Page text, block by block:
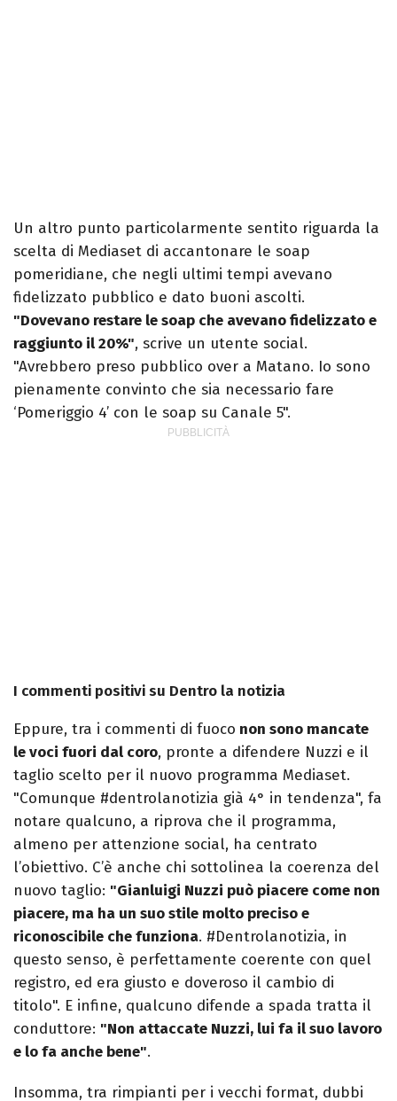
Un altro punto particolarmente sentito riguarda la
scelta di Mediaset di accantonare le soap
pomeridiane, che negli ultimi tempi avevano
fidelizzato pubblico e dato buoni ascolti.
"Dovevano restare le soap che avevano fidelizzato e
raggiunto il 20%", scrive un utente social.
"Avrebbero preso pubblico over a Matano. Io sono
pienamente convinto che sia necessario fare
‘Pomeriggio 4’ con le soap su Canale 5".
I commenti positivi su Dentro la notizia
Eppure, tra i commenti di fuoco non sono mancate
le voci fuori dal coro, pronte a difendere Nuzzi e il
taglio scelto per il nuovo programma Mediaset.
"Comunque #dentrolanotizia già 4° in tendenza", fa
notare qualcuno, a riprova che il programma,
almeno per attenzione social, ha centrato
l’obiettivo. C’è anche chi sottolinea la coerenza del
nuovo taglio: "Gianluigi Nuzzi può piacere come non
piacere, ma ha un suo stile molto preciso e
riconoscibile che funziona. #Dentrolanotizia, in
questo senso, è perfettamente coerente con quel
registro, ed era giusto e doveroso il cambio di
titolo". E infine, qualcuno difende a spada tratta il
conduttore: "Non attaccate Nuzzi, lui fa il suo lavoro
e lo fa anche bene".
Insomma, tra rimpianti per i vecchi format, dubbi